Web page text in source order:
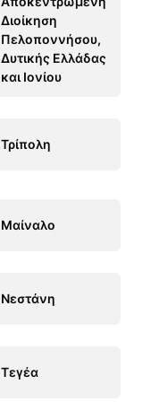
Διοίκηση
Πελοποννήσου,
Δυτικής Ελλάδας
και Ιονίου
Τρίπολη
Μαίναλο
Νεστάνη
Τεγέα